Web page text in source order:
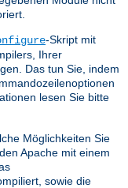
-Skript mit
Ihrer
Das tun Sie, indem
lesen Sie bitte
Möglichkeiten Sie
Apache mit einem
sowie die